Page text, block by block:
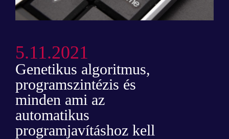
5.11.2021
Genetikus algoritmus,
programszintézis és
minden ami az
automatikus
programjavításhoz kell